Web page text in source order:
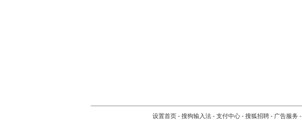
设置首页 - 搜狗输入法 - 支付中心 - 搜狐招聘 - 广告服务 -